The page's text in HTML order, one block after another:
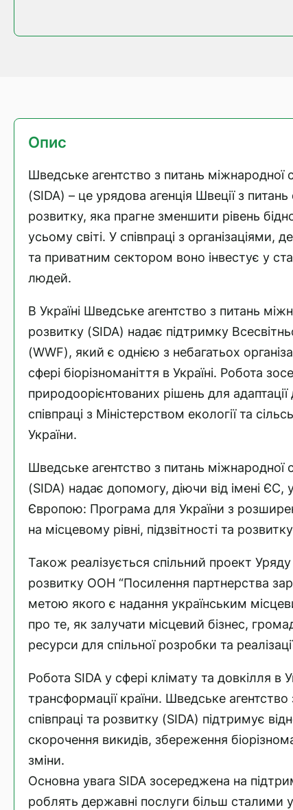
Опис
Шведське агентство з питань міжнародної
(SIDA) – це урядова агенція Швеції з питань
розвитку, яка прагне зменшити рівень
усьому світі. У співпраці з
та приватним сектором воно інвестує у
людей.
В Україні Шведське агентство з питань
розвитку (SIDA) надає підтримку
(WWF), який є однією з небагатьох
сфері біорізноманіття в Україні. Робота
природоорієнтованих рішень для
співпраці з Міністерством екології та
України.
Шведське агентство з питань міжнародної
(SIDA) надає допомогу, діючи від імені ЄС,
Європою: Програма для України з
на місцевому рівні, підзвітності та
Також реалізується спільний проект
розвитку ООН “Посилення партнерства
метою якого є надання українським
про те, як залучати місцевий бізнес,
ресурси для спільної розробки та
Робота SIDA у сфері клімату та довкілля в
трансформації країни. Шведське
співпраці та розвитку (SIDA) підтримує
скорочення викидів, збереження
зміни.
Основна увага SIDA зосереджена на
роблять державні послуги більш сталими